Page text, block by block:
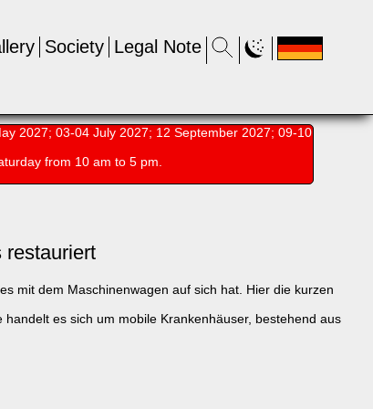
Legal Note
Society
2027; 03-04 July 2027; 12 September 2027; 09-10
from 10 am to 5 pm.
restauriert
mit dem Maschinenwagen auf sich hat. Hier die kurzen
es sich um mobile Krankenhäuser, bestehend aus